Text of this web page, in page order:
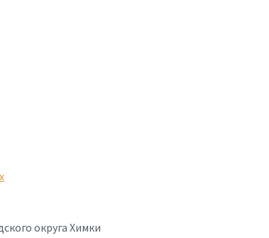
округа Химки